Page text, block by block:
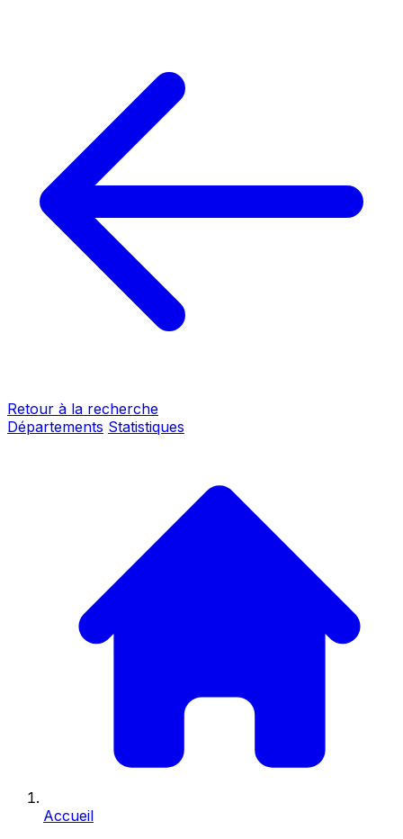
Retour à la recherche
Départements Statistiques
Accueil